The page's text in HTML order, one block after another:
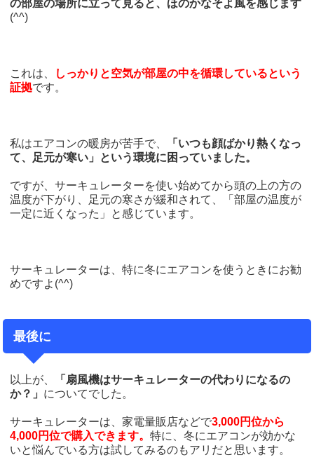
の部屋の場所に立って見ると、ほのかなそよ風を感じます
(^^)
これは、
しっかりと空気が部屋の中を循環しているという
証拠です。
私はエアコンの暖房が苦手で、
「いつも顔ばかり熱くなっ
て、足元が寒い」という環境に困っていました。
ですが、サーキュレーターを使い始めてから頭の上の方の
温度が下がり、足元の寒さが緩和されて、「部屋の温度が
一定に近くなった」と感じています。
サーキュレーターは、特に冬にエアコンを使うときにお勧
めですよ(^^)
最後に
以上が、
「扇風機はサーキュレーターの代わりになるの
か？」 についてでした。
サーキュレーターは、家電量販店などで3,000円位から
4,000円位で購入できます。特に、冬にエアコンが効かな
いと悩んでいる方は試してみるのもアリだと思います。